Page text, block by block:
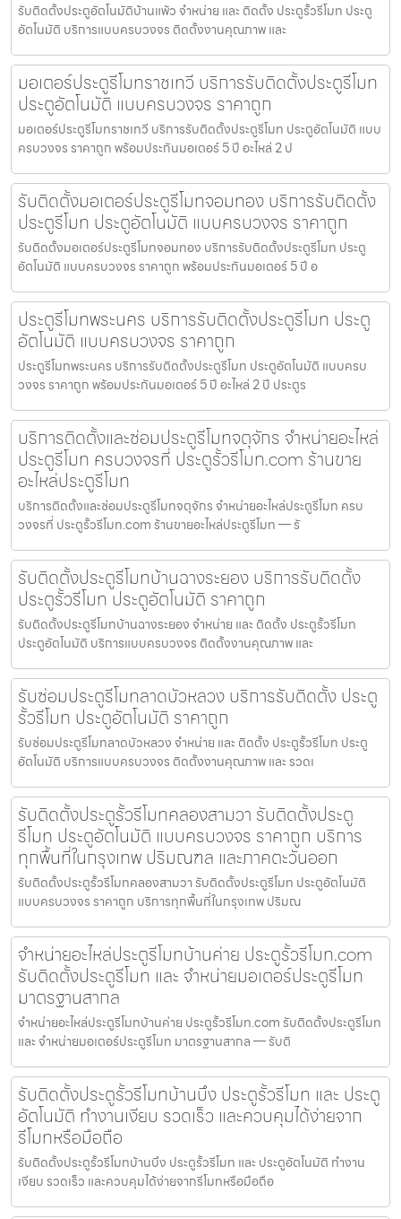
รับติดตั้งประตูอัตโนมัติบ้านแพ้ว จำหน่าย และ ติดตั้ง ประตูรั้วรีโมท ประตู
อัตโนมัติ บริการแบบครบวงจร ติดตั้งงานคุณภาพ และ
มอเตอร์ประตูรีโมทราชเทวี บริการรับติดตั้งประตูรีโมท
ประตูอัตโนมัติ แบบครบวงจร ราคาถูก
มอเตอร์ประตูรีโมทราชเทวี บริการรับติดตั้งประตูรีโมท ประตูอัตโนมัติ แบบ
ครบวงจร ราคาถูก พร้อมประกันมอเตอร์ 5 ปี อะไหล่ 2 ป
รับติดตั้งมอเตอร์ประตูรีโมทจอมทอง บริการรับติดตั้ง
ประตูรีโมท ประตูอัตโนมัติ แบบครบวงจร ราคาถูก
รับติดตั้งมอเตอร์ประตูรีโมทจอมทอง บริการรับติดตั้งประตูรีโมท ประตู
อัตโนมัติ แบบครบวงจร ราคาถูก พร้อมประกันมอเตอร์ 5 ปี อ
ประตูรีโมทพระนคร บริการรับติดตั้งประตูรีโมท ประตู
อัตโนมัติ แบบครบวงจร ราคาถูก
ประตูรีโมทพระนคร บริการรับติดตั้งประตูรีโมท ประตูอัตโนมัติ แบบครบ
วงจร ราคาถูก พร้อมประกันมอเตอร์ 5 ปี อะไหล่ 2 ปี ประตูร
บริการติดตั้งและซ่อมประตูรีโมทจตุจักร จำหน่ายอะไหล่
ประตูรีโมท ครบวงจรที่ ประตูรั้วรีโมท.com ร้านขาย
อะไหล่ประตูรีโมท
บริการติดตั้งและซ่อมประตูรีโมทจตุจักร จำหน่ายอะไหล่ประตูรีโมท ครบ
วงจรที่ ประตูรั้วรีโมท.com ร้านขายอะไหล่ประตูรีโมท — รั
รับติดตั้งประตูรีโมทบ้านฉางระยอง บริการรับติดตั้ง
ประตูรั้วรีโมท ประตูอัตโนมัติ ราคาถูก
รับติดตั้งประตูรีโมทบ้านฉางระยอง จำหน่าย และ ติดตั้ง ประตูรั้วรีโมท
ประตูอัตโนมัติ บริการแบบครบวงจร ติดตั้งงานคุณภาพ และ
รับซ่อมประตูรีโมทลาดบัวหลวง บริการรับติดตั้ง ประตู
รั้วรีโมท ประตูอัตโนมัติ ราคาถูก
รับซ่อมประตูรีโมทลาดบัวหลวง จำหน่าย และ ติดตั้ง ประตูรั้วรีโมท ประตู
อัตโนมัติ บริการแบบครบวงจร ติดตั้งงานคุณภาพ และ รวดเ
รับติดตั้งประตูรั้วรีโมทคลองสามวา รับติดตั้งประตู
รีโมท ประตูอัตโนมัติ แบบครบวงจร ราคาถูก บริการ
ทุกพื้นที่ในกรุงเทพ ปริมณฑล และภาคตะวันออก
รับติดตั้งประตูรั้วรีโมทคลองสามวา รับติดตั้งประตูรีโมท ประตูอัตโนมัติ
แบบครบวงจร ราคาถูก บริการทุกพื้นที่ในกรุงเทพ ปริมณ
จำหน่ายอะไหล่ประตูรีโมทบ้านค่าย ประตูรั้วรีโมท.com
รับติดตั้งประตูรีโมท และ จำหน่ายมอเตอร์ประตูรีโมท
มาตรฐานสากล
จำหน่ายอะไหล่ประตูรีโมทบ้านค่าย ประตูรั้วรีโมท.com รับติดตั้งประตูรีโมท
และ จำหน่ายมอเตอร์ประตูรีโมท มาตรฐานสากล — รับติ
รับติดตั้งประตูรั้วรีโมทบ้านบึง ประตูรั้วรีโมท และ ประตู
อัตโนมัติ ทำงานเงียบ รวดเร็ว และควบคุมได้ง่ายจาก
รีโมทหรือมือถือ
รับติดตั้งประตูรั้วรีโมทบ้านบึง ประตูรั้วรีโมท และ ประตูอัตโนมัติ ทำงาน
เงียบ รวดเร็ว และควบคุมได้ง่ายจากรีโมทหรือมือถือ